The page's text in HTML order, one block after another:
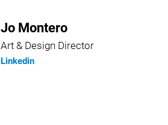
Jo Montero
Art & Design Director
Linkedin